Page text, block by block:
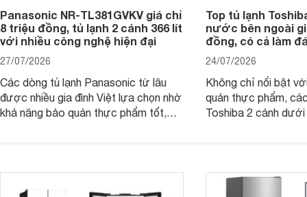
Panasonic NR-TL381GVKV giá chỉ
8 triệu đồng, tủ lạnh 2 cánh 366 lít
với nhiều công nghệ hiện đại
27/07/2026
Các dòng tủ lạnh Panasonic từ lâu
được nhiều gia đình Việt lựa chọn nhờ
khả năng bảo quản thực phẩm tốt,
phân khúc khiến không ít người dùng
phải cân nhắc. Trên thị trường hiện
Top tủ lạnh
nước bên ngoài
đồng, có cả làm
24/07/2026
Không chỉ nổi bật
quản thực phẩm,
Toshiba 2 cánh